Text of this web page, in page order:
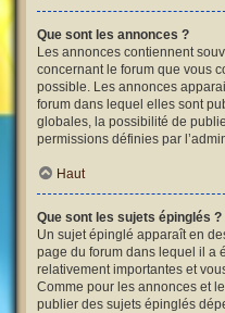
Que sont les annonces ?
Les annonces contiennent
concernant le forum que vous
possible. Les annonces
forum dans lequel elles sont
globales, la possibilité de
permissions définies par
Haut
Que sont les sujets épinglés ?
Un sujet épinglé apparaît en
page du forum dans lequel il a
relativement importantes et
Comme pour les annonces et
publier des sujets épinglés